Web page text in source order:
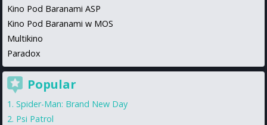
Kino Pod Baranami ASP
Kino Pod Baranami w MOS
Multikino
Paradox
Popular
Spider-Man: Brand New Day
Psi Patrol